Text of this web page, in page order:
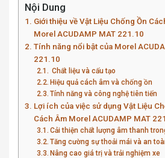
Nội Dung
Giới thiệu về Vật Liệu Chống Ồn
Morel ACUDAMP MAT 221.10
Tính năng nổi bật của Morel
221.10
Chất liệu và cấu tạo
Hiệu quả cách âm và chống ồn
Tính năng và công nghệ tiên tiến
Lợi ích của việc sử dụng Vật Liệu
Cách Âm Morel ACUDAMP MAT
Cải thiện chất lượng âm thanh
Tăng cường sự thoải mái và an
Nâng cao giá trị và trải nghiệm xe